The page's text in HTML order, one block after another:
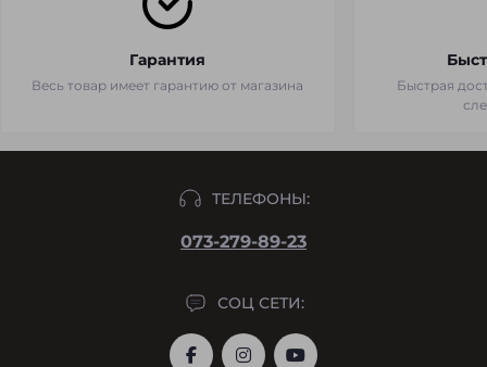
Гарантия
Весь товар имеет гарантию от магазина
Быстрая
ТЕЛЕФОНЫ:
073-279-89-23
СОЦ СЕТИ: